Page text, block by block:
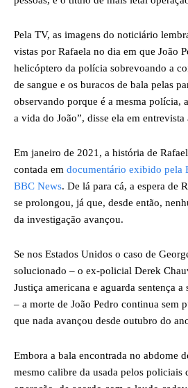
Pela TV, as imagens do noticiário
vistas por Rafaela no dia em que João
helicóptero da polícia sobrevoando a
de sangue e os buracos de bala pelas
observando porque é a mesma polícia,
a vida do João”, disse ela em
Em janeiro de 2021, a história de
contada em documentário exibido pela
BBC News. De lá para cá, a espera de
se prolongou, já que, desde então,
da investigação avançou.
Se nos Estados Unidos o caso de
solucionado – o ex-policial Derek
Justiça americana e aguarda sentença
– a morte de João Pedro continua sem
que nada avançou desde outubro do
Embora a bala encontrada no abdome
mesmo calibre da usada pelos policiais